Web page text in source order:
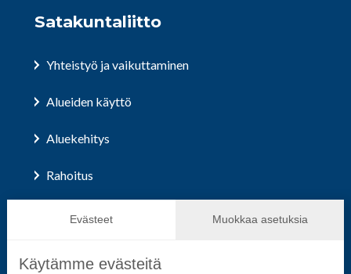
Evästeet Muokkaa asetuksia
Käytämme evästeitä
Satakuntaliitto
Yhteistyö ja vaikuttaminen
Alueiden käyttö
Aluekehitys
Rahoitus
Hallinto ja päätöksenteko